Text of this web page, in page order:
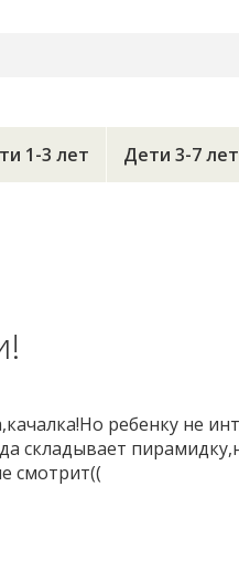
1-3 лет Дети 3-7 лет
ребенку не
складывает
смотрит((